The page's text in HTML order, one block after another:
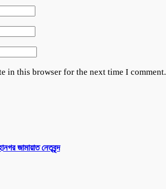
in this browser for the next time I comment.
জামায়াত নেতৃবৃন্দ